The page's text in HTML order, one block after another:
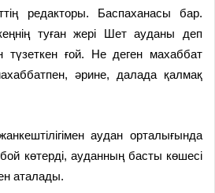
редакторы. Баспаханасы бар.
туған жері Шет ауданы деп
түзеткен ғой. Не деген махаббат
әрине, далада қалмақ
аудан орталығында
көтерді, ауданның басты көшесі
аталады.